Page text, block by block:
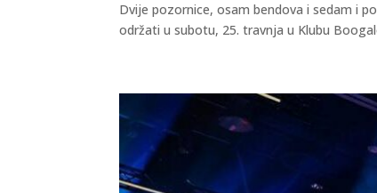
Dvije pozornice, osam bendova i sedam i
održati u subotu, 25. travnja u Klubu